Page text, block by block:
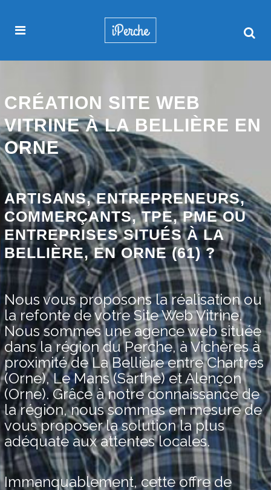
CRÉATION SITE WEB
VITRINE À LA BELLIÈRE EN
ORNE
ARTISANS, ENTREPRENEURS,
COMMERÇANTS, TPE, PME OU
ENTREPRISES SITUÉS À LA
BELLIÈRE, EN ORNE (61) ?
Nous vous proposons la réalisation ou
la refonte de votre Site Web Vitrine.
Nous sommes une agence web située
dans la région du Perche, à Vichères à
proximité de La Bellière entre Chartres
(Orne), Le Mans (Sarthe) et Alençon
(Orne). Grâce à notre connaissance de
la région, nous sommes en mesure de
vous proposer la solution la plus
adéquate aux attentes locales.
Immanquablement, cette offre de